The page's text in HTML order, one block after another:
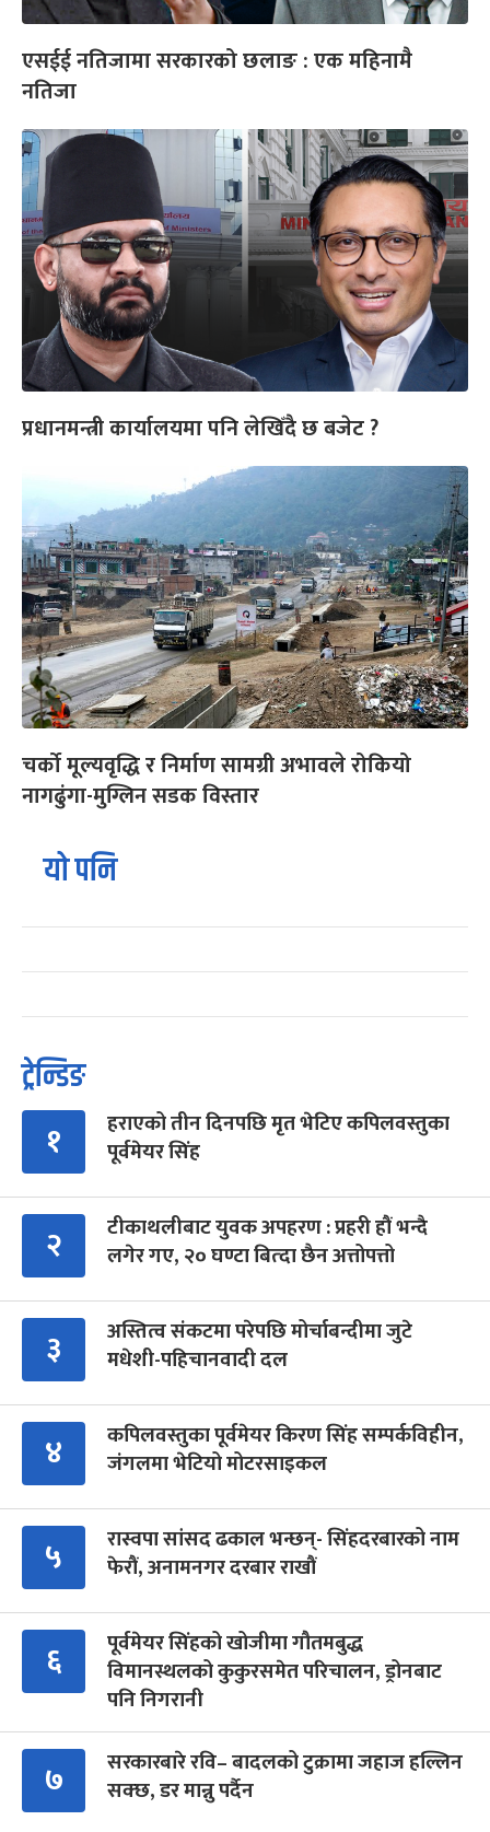
एसईई नतिजामा सरकारको छलाङ : एक महिनामै
नतिजा
प्रधानमन्त्री कार्यालयमा पनि लेखिँदै छ बजेट ?
चर्को मूल्यवृद्धि र निर्माण सामग्री अभावले रोकियो
नागढुंगा-मुग्लिन सडक विस्तार
यो पनि
ट्रेन्डिङ
१
हराएको तीन दिनपछि मृत भेटिए कपिलवस्तुका
पूर्वमेयर सिंह
२
टीकाथलीबाट युवक अपहरण : प्रहरी हौं भन्दै
लगेर गए, २० घण्टा बित्दा छैन अत्तोपत्तो
३
अस्तित्व संकटमा परेपछि मोर्चाबन्दीमा जुटे
मधेशी-पहिचानवादी दल
४
कपिलवस्तुका पूर्वमेयर किरण सिंह सम्पर्कविहीन,
जंगलमा भेटियो मोटरसाइकल
५
रास्वपा सांसद ढकाल भन्छन्- सिंहदरबारको नाम
फेरौं, अनामनगर दरबार राखौं
६
पूर्वमेयर सिंहको खोजीमा गौतमबुद्ध
विमानस्थलको कुकुरसमेत परिचालन, ड्रोनबाट
पनि निगरानी
७
सरकारबारे रवि– बादलको टुक्रामा जहाज हल्लिन
सक्छ, डर मान्नु पर्दैन